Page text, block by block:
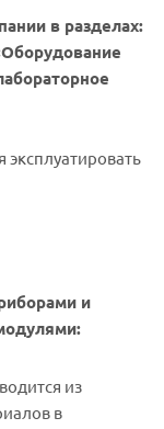
в разделах:
и
из
в